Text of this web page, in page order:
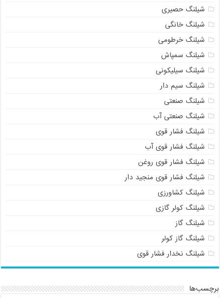
شیلنگ حصیری
شیلنگ خانگی
شیلنگ خرطومی
شیلنگ سمپاش
شیلنگ سیلیکونی
شیلنگ سیم دار
شیلنگ صنعتی
شیلنگ صنعتی آب
شیلنگ فشار قوی
شیلنگ فشار قوی آب
شیلنگ فشار قوی روغن
شیلنگ فشار قوی منجید دار
شیلنگ کشاورزی
شیلنگ کولر گازی
شیلنگ گاز
شیلنگ گاز کولر
شیلنگ نخدار فشار قوی
برچسب‌ها